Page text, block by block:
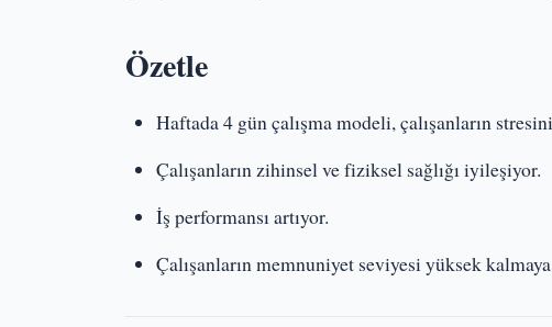
Özetle
Haftada 4 gün çalışma modeli, çalışanların
Çalışanların zihinsel ve fiziksel sağlığı iyileşiyor.
İş performansı artıyor.
Çalışanların memnuniyet seviyesi yüksek